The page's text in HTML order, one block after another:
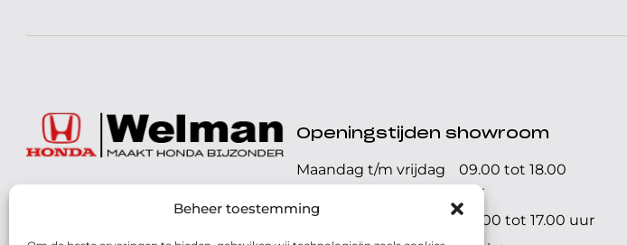
Beheer toestemming
072 - 57 16 9 40
Parelweg 3, 1812 RS
Openingstijden showroom
Maandag t/m vrijdag
09.00 tot 18.00
uur
Zaterdag
09.00 tot 17.00 uur